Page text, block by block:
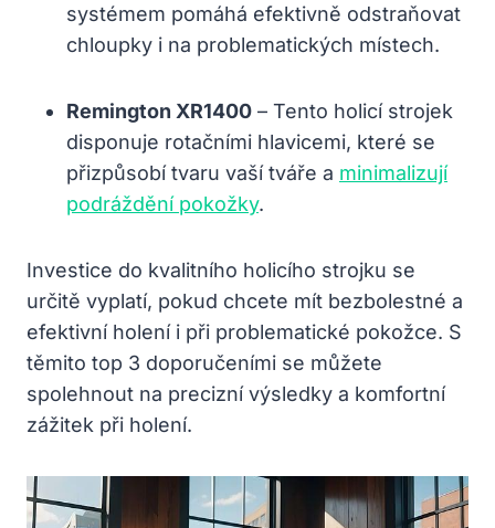
systémem pomáhá efektivně odstraňovat
chloupky i na problematických místech.
Remington XR1400 – Tento holicí strojek
disponuje rotačními hlavicemi, které se
přizpůsobí tvaru vaší tváře a minimalizují
podráždění pokožky.
Investice do kvalitního holicího strojku se
určitě vyplatí, pokud chcete mít bezbolestné a
efektivní holení i při problematické pokožce. S
těmito top 3 doporučeními se můžete
spolehnout na precizní výsledky a komfortní
zážitek při holení.